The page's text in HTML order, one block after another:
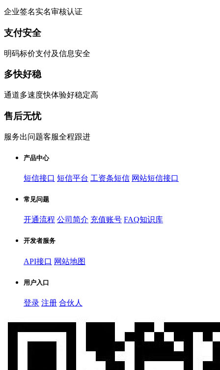
企业签名实名审核认证
支付安全
明码标价支付及信息安全
多快好稳
通道多速度快体验好稳定高
售后无忧
服务出问题客服全程跟进
产品中心
短信接口 短信平台 工资条短信 网站短信接口
常见问题
开通流程 公司简介 充值账号 FAQ知识库
开发者服务
API接口 网站地图
用户入口
登录 注册 合伙人